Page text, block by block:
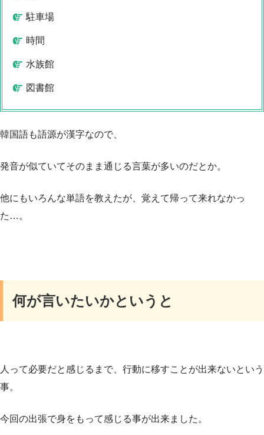
駐車場
時間
水族館
図書館
韓国語も語源が漢字なので、
発音が似ていてそのまま通じる言葉が多いのだとか。
他にもいろんな単語を教えたが、覚えて帰って来れなかっ
た…。
何が言いたいかというと
人って必要だと感じるまで、行動に移すことが出来ないという
事。
今回の出張で身をもって感じる事が出来ました。